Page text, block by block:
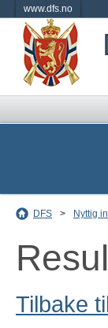
www.dfs.no
DFS > Nyttig
Tilbake